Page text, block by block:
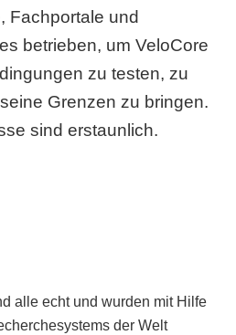
Fachportale und
betrieben, um VeloCore
zu testen, zu
Grenzen zu bringen.
sind erstaunlich.
alle echt und wurden mit Hilfe
der Welt